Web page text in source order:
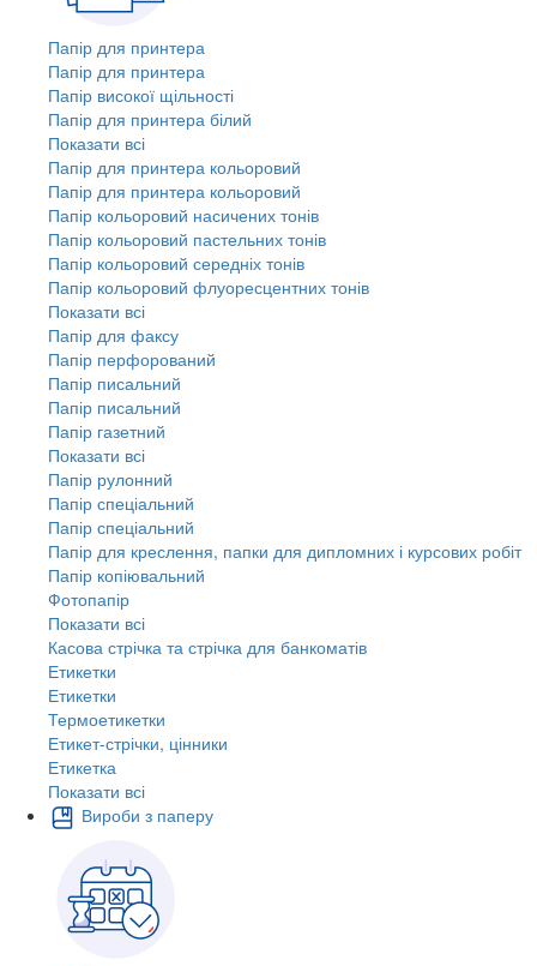
Папір для принтера
Папір для принтера
Папір високої щільності
Папір для принтера білий
Показати всі
Папір для принтера кольоровий
Папір для принтера кольоровий
Папір кольоровий насичених тонів
Папір кольоровий пастельних тонів
Папір кольоровий середніх тонів
Папір кольоровий флуоресцентних тонів
Показати всі
Папір для факсу
Папір перфорований
Папір писальний
Папір писальний
Папір газетний
Показати всі
Папір рулонний
Папір спеціальний
Папір спеціальний
Папір для креслення, папки для дипломних і курсових робіт
Папір копіювальний
Фотопапір
Показати всі
Касова стрічка та стрічка для банкоматів
Етикетки
Етикетки
Термоетикетки
Етикет-стрічки, цінники
Етикетка
Показати всі
Вироби з паперу